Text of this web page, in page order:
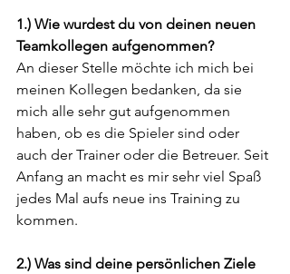
1.) Wie wurdest du von deinen neuen
Teamkollegen aufgenommen?
An dieser Stelle möchte ich mich bei
meinen Kollegen bedanken, da sie
mich alle sehr gut aufgenommen
haben, ob es die Spieler sind oder
auch der Trainer oder die Betreuer. Seit
Anfang an macht es mir sehr viel Spaß
jedes Mal aufs neue ins Training zu
kommen.
2.) Was sind deine persönlichen Ziele